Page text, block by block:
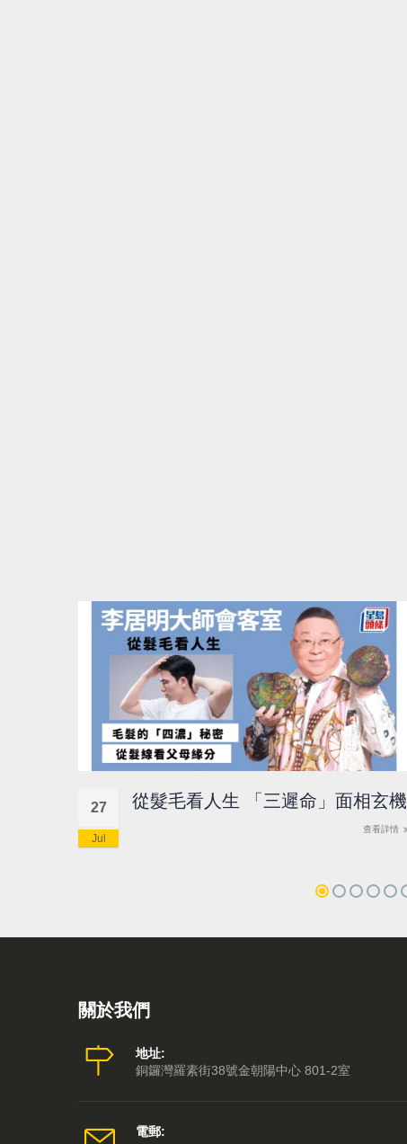
27
Jul
從髮毛看人生 「三遲命」面相玄機
查看詳情
關於我們
地址:
銅鑼灣羅素街38號金朝陽中心 801-2室
電郵: